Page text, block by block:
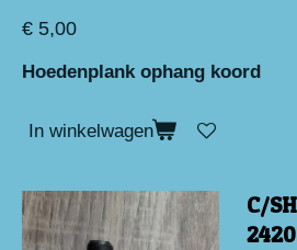
€ 5,00
Hoedenplank ophang koord
In winkelwagen
C/